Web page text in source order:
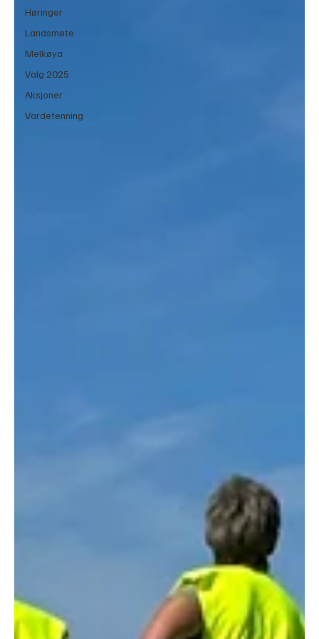
Høringer
Landsmøte
Melkøya
Valg 2025
Aksjoner
Vardetenning